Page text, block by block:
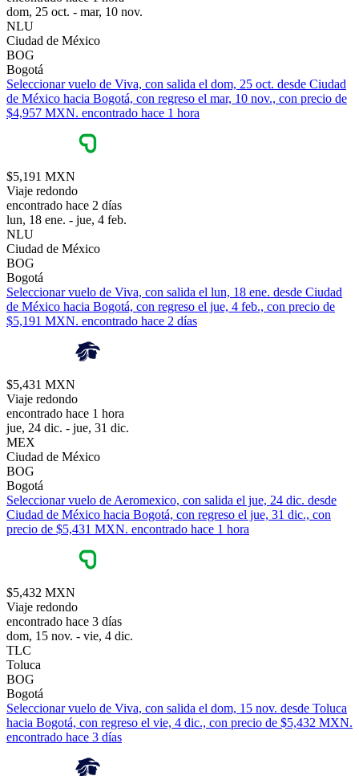
dom, 25 oct. - mar, 10 nov.
NLU
Ciudad de México
BOG
Bogotá
Seleccionar vuelo de Viva, con salida el dom, 25 oct. desde Ciudad
de México hacia Bogotá, con regreso el mar, 10 nov., con precio de
$4,957 MXN. encontrado hace 1 hora
$5,191 MXN
Viaje redondo
encontrado hace 2 días
lun, 18 ene. - jue, 4 feb.
NLU
Ciudad de México
BOG
Bogotá
Seleccionar vuelo de Viva, con salida el lun, 18 ene. desde Ciudad
de México hacia Bogotá, con regreso el jue, 4 feb., con precio de
$5,191 MXN. encontrado hace 2 días
$5,431 MXN
Viaje redondo
encontrado hace 1 hora
jue, 24 dic. - jue, 31 dic.
MEX
Ciudad de México
BOG
Bogotá
Seleccionar vuelo de Aeromexico, con salida el jue, 24 dic. desde
Ciudad de México hacia Bogotá, con regreso el jue, 31 dic., con
precio de $5,431 MXN. encontrado hace 1 hora
$5,432 MXN
Viaje redondo
encontrado hace 3 días
dom, 15 nov. - vie, 4 dic.
TLC
Toluca
BOG
Bogotá
Seleccionar vuelo de Viva, con salida el dom, 15 nov. desde Toluca
hacia Bogotá, con regreso el vie, 4 dic., con precio de $5,432 MXN.
encontrado hace 3 días